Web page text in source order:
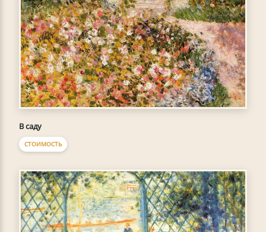
В саду
СТОИМОСТЬ